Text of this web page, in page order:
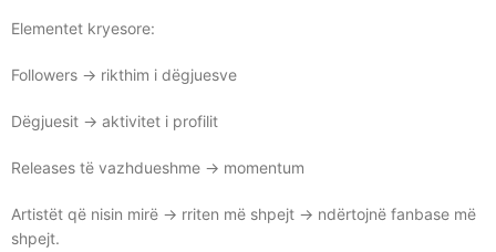
Elementet kryesore:
Followers → rikthim i dëgjuesve
Dëgjuesit → aktivitet i profilit
Releases të vazhdueshme → momentum
Artistët që nisin mirë → rriten më shpejt → ndërtojnë fanbase më
shpejt.